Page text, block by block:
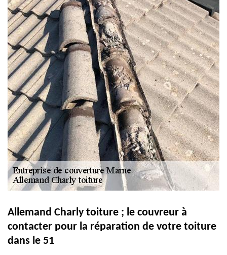
Allemand Charly toiture ; le couvreur à
contacter pour la réparation de votre toiture
dans le 51